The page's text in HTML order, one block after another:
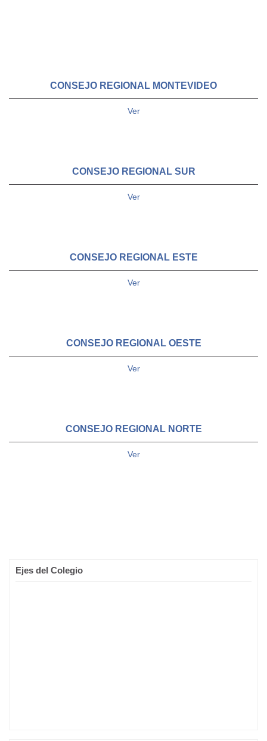
CONSEJO REGIONAL MONTEVIDEO
Ver
CONSEJO REGIONAL SUR
Ver
CONSEJO REGIONAL ESTE
Ver
CONSEJO REGIONAL OESTE
Ver
CONSEJO REGIONAL NORTE
Ver
Ejes del Colegio